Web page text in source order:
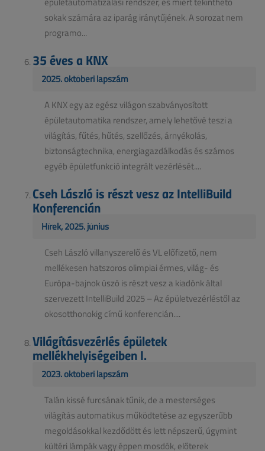
sokak számára az iparág iránytűjének. A sorozat nem
programo...
35 éves a KNX
2025. októberi lapszám
A KNX egy az egész világon szabványosított
épületautomatika rendszer, amely lehetővé teszi a
világítás, fűtés, hűtés, szellőzés, árnyékolás,
biztonságtechnika, energiagazdálkodás és számos
egyéb épületfunkció integrált vezérlését....
Cseh László is részt vesz az IntelliBuild
Konferencián
Hírek, 2025. június
Cseh László villanyszerelő és VL előfizető, nem
mellékesen hatszoros olimpiai érmes, világ- és
Európa-bajnok úszó is részt vesz a kiadónk által
szervezett IntelliBuild 2025 – Az épületvezérléstől az
okosotthonokig című konferencián....
Világításvezérlés épületek
mellékhelyiségeiben I.
2023. októberi lapszám
Talán kissé furcsának tűnik, de a mesterséges
világítás automatikus működtetése az egyszerűbb
megoldásokkal kezdődött és lett népszerű, úgymint
kültéri lámpák vagy éppen mosdók, előterek